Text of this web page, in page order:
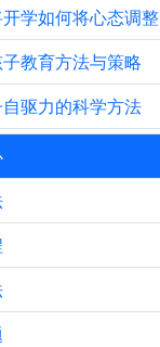
学如何将心态调整
教育方法与策略
驱力的科学方法